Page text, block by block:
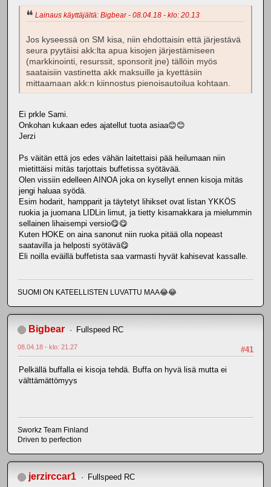
Lainaus käyttäjältä: Bigbear - 08.04.18 - klo: 20.13
Jos kyseessä on SM kisa, niin ehdottaisin että järjestävä
seura pyytäisi akk:lta apua kisojen järjestämiseen
(markkinointi, resurssit, sponsorit jne) tällöin myös
saataisiin vastinetta akk maksuille ja kyettäsiin
mittaamaan akk:n kiinnostus pienoisautoilua kohtaan.
Ei prkle Sami.
Onkohan kukaan edes ajatellut tuota asiaa😊😊
Jerzi
Ps väitän että jos edes vähän laitettaisi pää heilumaan niin
mietittäisi mitäs tarjottais buffetissa syötävää.
Olen vissiin edelleen AINOA joka on kysellyt ennen kisoja mitäs
jengi haluaa syödä.
Esim hodarit, hampparit ja täytetyt lihikset ovat listan YKKÖS
ruokia ja juomana LIDLin limut, ja tietty kisamakkara ja mielummin
sellainen lihaisempi versio😋😋
Kuten HOKE on aina sanonut niin ruoka pitää olla nopeast
saatavilla ja helposti syötävä😋
Eli noilla eväillä buffetista saa varmasti hyvät kahisevat kassalle.
SUOMI ON KATEELLISTEN LUVATTU MAA😂😂
Bigbear Fullspeed RC
#41
08.04.18 - klo: 21.27
Pelkällä buffalla ei kisoja tehdä. Buffa on hyvä lisä mutta ei
välttämättömyys
Sworkz Team Finland
Driven to perfection
jerzirccar1 Fullspeed RC